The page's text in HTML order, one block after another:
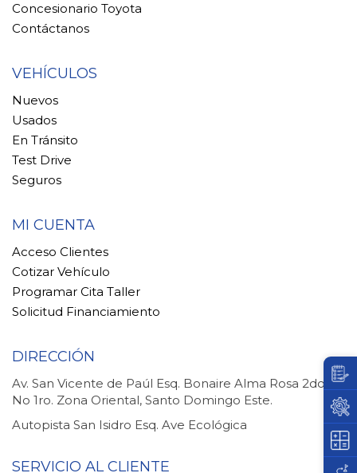
Concesionario Toyota
Contáctanos
VEHÍCULOS
Nuevos
Usados
En Tránsito
Test Drive
Seguros
MI CUENTA
Acceso Clientes
Cotizar Vehículo
Programar Cita Taller
Solicitud Financiamiento
DIRECCIÓN
Av. San Vicente de Paúl Esq. Bonaire Alma Rosa 2do.
No 1ro. Zona Oriental, Santo Domingo Este.
Autopista San Isidro Esq. Ave Ecológica
SERVICIO AL CLIENTE